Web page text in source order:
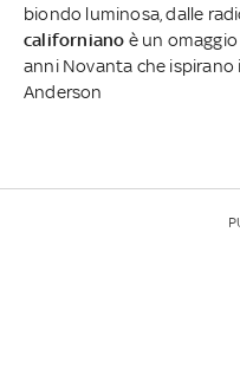
biondo luminosa, dalle
californiano è un
anni Novanta che ispirano
Anderson